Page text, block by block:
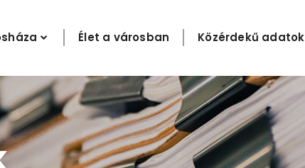
Élet a városban Közérdekű adatok